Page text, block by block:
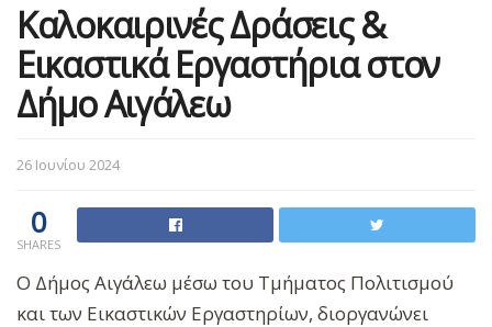
Καλοκαιρινές Δράσεις &
Εικαστικά Εργαστήρια στον
Δήμο Αιγάλεω
26 Ιουνίου 2024
0
SHARES
Ο Δήμος Αιγάλεω μέσω του Τμήματος Πολιτισμού
και των Εικαστικών Εργαστηρίων, διοργανώνει